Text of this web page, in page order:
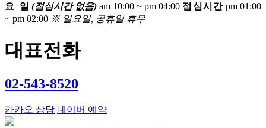
요 일(점심시간 없음) am 10:00 ~ pm 04:00 점심시간 pm 01:00
~ pm 02:00 ※ 일요일, 공휴일 휴무
대표전화
02-543-8520
카카오 상담 네이버 예약